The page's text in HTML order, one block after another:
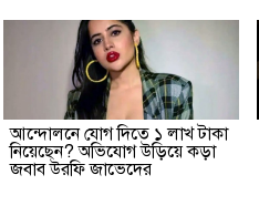
আন্দোলনে যোগ দিতে ১ লাখ টাকা
নিয়েছেন? অভিযোগ উড়িয়ে কড়া
জবাব উরফি জাভেদের